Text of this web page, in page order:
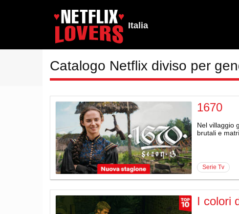
Italia
Catalogo Netflix diviso per
1670
Nel villaggio
brutali e
serie Tv
I colori